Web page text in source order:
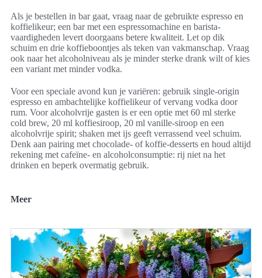
Als je bestellen in bar gaat, vraag naar de gebruikte espresso en
koffielikeur; een bar met een espressomachine en barista-
vaardigheden levert doorgaans betere kwaliteit. Let op dik
schuim en drie koffieboontjes als teken van vakmanschap. Vraag
ook naar het alcoholniveau als je minder sterke drank wilt of kies
een variant met minder vodka.
Voor een speciale avond kun je variëren: gebruik single-origin
espresso en ambachtelijke koffielikeur of vervang vodka door
rum. Voor alcoholvrije gasten is er een optie met 60 ml sterke
cold brew, 20 ml koffiesiroop, 20 ml vanille-siroop en een
alcoholvrije spirit; shaken met ijs geeft verrassend veel schuim.
Denk aan pairing met chocolade- of koffie-desserts en houd altijd
rekening met cafeïne- en alcoholconsumptie: rij niet na het
drinken en beperk overmatig gebruik.
Meer